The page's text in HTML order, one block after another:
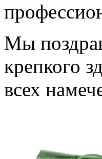
Мы
крепкого
всех